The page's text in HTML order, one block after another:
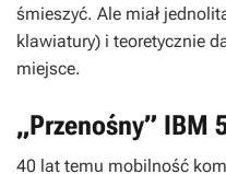
śmieszyć. Ale miał
klawiatury) i teoretycznie
miejsce.
„Przenośny” IBM
40 lat temu mobilność